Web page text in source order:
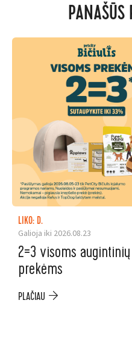
PANAŠŪS
LIKO: D.
Galioja iki 2026.08.23
2=3 visoms augintinių
prekėms
PLAČIAU